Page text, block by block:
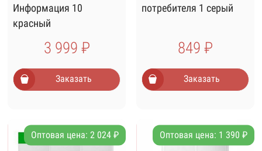
Информация 10
красный
3 999 ₽
Заказать
потребителя 1 серый
849 ₽
Заказать
Оптовая цена: 2 024 ₽ Оптовая цена: 1 390 ₽